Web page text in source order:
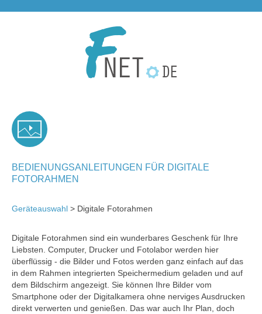
BEDIENUNGSANLEITUNGEN FÜR DIGITALE
FOTORAHMEN
Geräteauswahl > Digitale Fotorahmen
Digitale Fotorahmen sind ein wunderbares Geschenk für Ihre
Liebsten. Computer, Drucker und Fotolabor werden hier
überflüssig - die Bilder und Fotos werden ganz einfach auf das
in dem Rahmen integrierten Speichermedium geladen und auf
dem Bildschirm angezeigt. Sie können Ihre Bilder vom
Smartphone oder der Digitalkamera ohne nerviges Ausdrucken
direkt verwerten und genießen. Das war auch Ihr Plan, doch